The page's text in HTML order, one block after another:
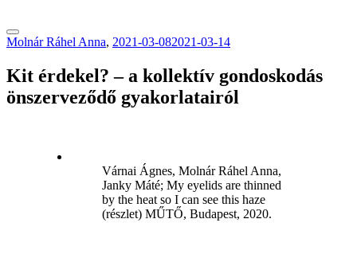
Molnár Ráhel Anna, 2021-03-082021-03-14
Kit érdekel? – a kollektív gondoskodás
önszerveződő gyakorlatairól
Várnai Ágnes, Molnár Ráhel Anna,
Janky Máté; My eyelids are thinned
by the heat so I can see this haze
(részlet) MŰTŐ, Budapest, 2020.